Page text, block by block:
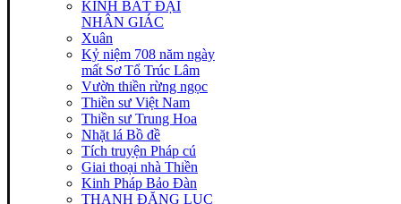
KINH BÁT ĐẠI
NHÂN GIÁC
Xuân
Kỷ niệm 708 năm ngày
mất Sơ Tổ Trúc Lâm
Vườn thiền rừng ngọc
Thiền sư Việt Nam
Thiền sư Trung Hoa
Nhặt lá Bồ đề
Tích truyện Pháp cú
Giai thoại nhà Thiền
Kinh Pháp Bảo Đàn
THANH ĐĂNG LỤC